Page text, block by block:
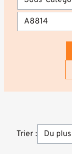
Trier :